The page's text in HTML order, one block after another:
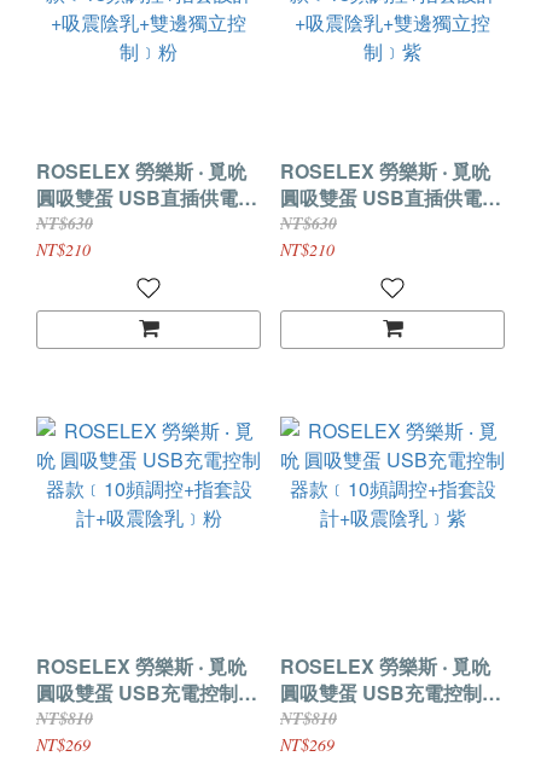
ROSELEX 勞樂斯 ‧ 覓吮
圓吸雙蛋 USB直插供電款
﹝18頻調控+指套設計+吸
震陰乳+雙邊獨立控制﹞粉
NT$630
NT$210
ROSELEX 勞樂斯 ‧ 覓吮
圓吸雙蛋 USB直插供電款
﹝18頻調控+指套設計+吸
震陰乳+雙邊獨立控制﹞紫
NT$630
NT$210
ROSELEX 勞樂斯 ‧ 覓吮
圓吸雙蛋 USB充電控制器
款﹝10頻調控+指套設計
+吸震陰乳﹞粉
NT$810
NT$269
ROSELEX 勞樂斯 ‧ 覓吮
圓吸雙蛋 USB充電控制器
款﹝10頻調控+指套設計
+吸震陰乳﹞紫
NT$810
NT$269